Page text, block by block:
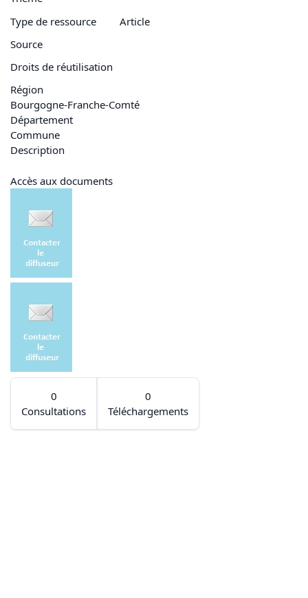
Type de ressource
Article
Source
Droits de réutilisation
Région
Bourgogne-Franche-Comté
Département
Commune
Description
Accès aux documents
0
Consultations
0
Téléchargements